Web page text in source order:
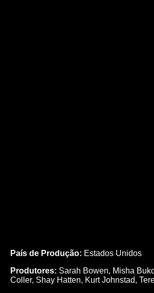
País de Produção: Estados Unidos
Produtores: Sarah Bowen, Misha
Coller, Shay Hatten, Kurt Johnstad,